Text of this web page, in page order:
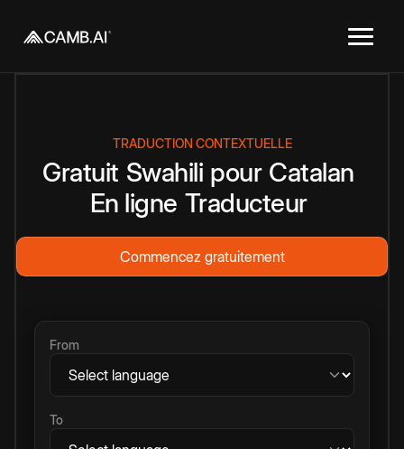
TRADUCTION CONTEXTUELLE
Gratuit Swahili pour Catalan
En ligne Traducteur
Commencez gratuitement
From
To